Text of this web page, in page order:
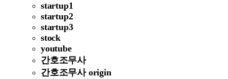
startup1
startup2
startup3
stock
youtube
간호조무사
간호조무사 origin